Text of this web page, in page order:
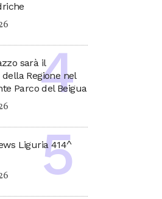
sarà il
Regione nel
Parco del Beigua
Liguria 414^